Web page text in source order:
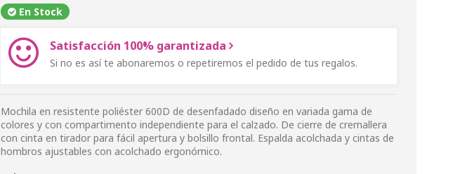
En Stock
Satisfacción 100% garantizada
Si no es así te abonaremos o repetiremos el pedido de tus regalos.
Mochila en resistente poliéster 600D de desenfadado diseño en variada gama de
colores y con compartimento independiente para el calzado. De cierre de cremallera
con cinta en tirador para fácil apertura y bolsillo frontal. Espalda acolchada y cintas de
hombros ajustables con acolchado ergonómico.